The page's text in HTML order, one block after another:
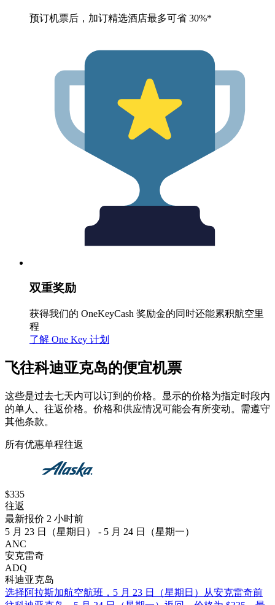
预订机票后，加订精选酒店最多可省 30%*
双重奖励
获得我们的 OneKeyCash 奖励金的同时还能累积航空里
程
了解 One Key 计划
飞往科迪亚克岛的便宜机票
这些是过去七天内可以订到的价格。显示的价格为指定时段内
的单人、往返价格。价格和供应情况可能会有所变动。需遵守
其他条款。
所有优惠单程往返
$335
往返
最新报价 2 小时前
5 月 23 日（星期日） - 5 月 24 日（星期一）
ANC
安克雷奇
ADQ
科迪亚克岛
选择阿拉斯加航空航班，5 月 23 日（星期日）从安克雷奇前